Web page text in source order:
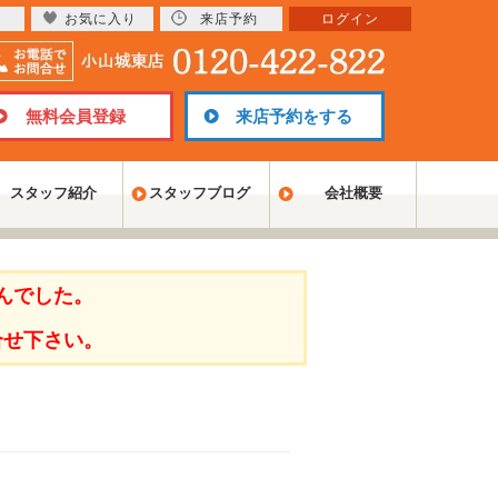
無料会員登録 来店予約をする
スタッフ紹介 スタッフブログ 会社概要
した。
下さい。
お気に入り 来店予約 ログイン